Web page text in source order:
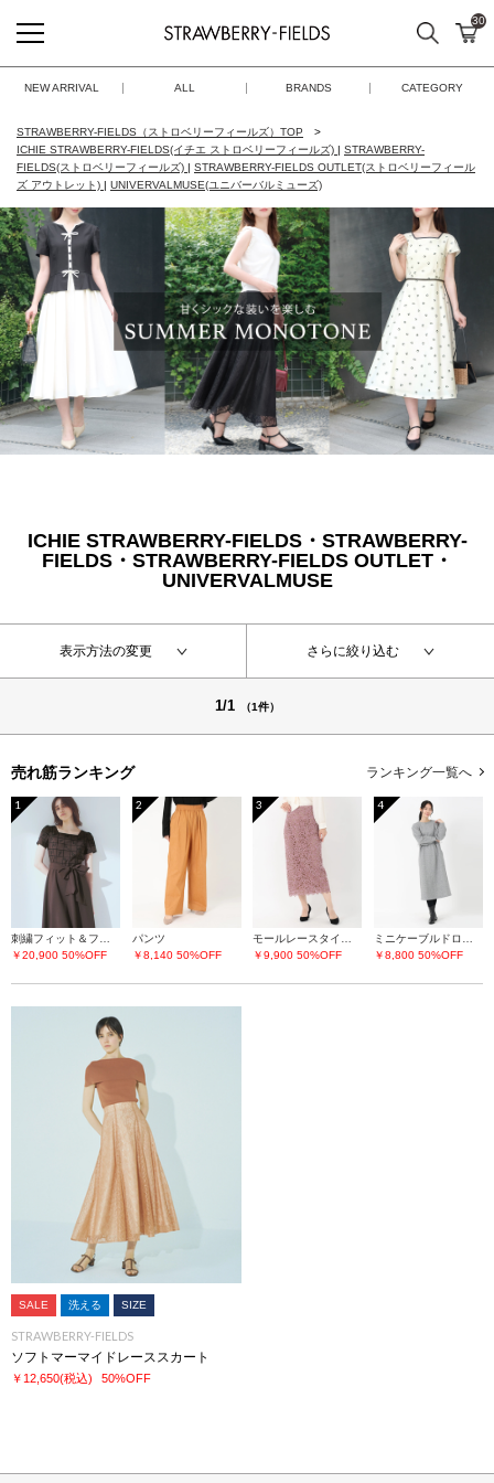
STRAWBERRY-FIELDS
検索 カ
30
NEW ARRIVAL ALL BRANDS CATEGORY
STRAWBERRY-FIELDS（ストロベリーフィールズ）TOP
ICHIE STRAWBERRY-FIELDS(イチエ ストロベリーフィールズ) | STRAWBERRY-
FIELDS(ストロベリーフィールズ) | STRAWBERRY-FIELDS OUTLET(ストロベリーフィール
ズ アウトレット) | UNIVERVALMUSE(ユニバーバルミューズ)
ICHIE STRAWBERRY-FIELDS・STRAWBERRY-
FIELDS・STRAWBERRY-FIELDS OUTLET・
UNIVERVALMUSE
表示方法の変更 さらに絞り込む
1/1 （1件）
売れ筋ランキング ランキング一覧へ
1
刺繍フィット＆フレアーワンピース
￥20,900 50%OFF
2
パンツ
￥8,140 50%OFF
3
モールレースタイトスカート
￥9,900 50%OFF
4
ミニケーブルドロストワンピース
￥8,800 50%OFF
SALE 洗える SIZE
STRAWBERRY-FIELDS
ソフトマーマイドレーススカート
￥12,650(税込) 50%OFF